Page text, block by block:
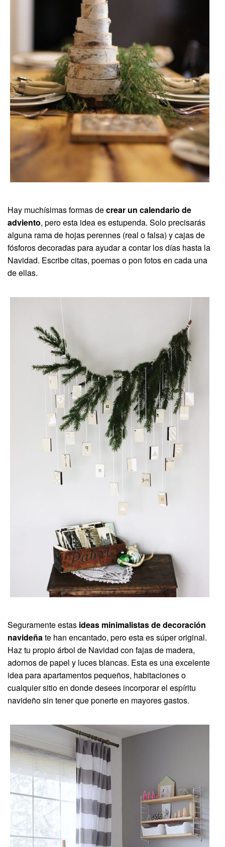
Hay muchísimas formas decrear un calendario de
adviento, pero esta idea es estupenda. Solo precisarás
alguna rama de hojas perennes (real o falsa) y cajas de
fósforos decoradas para ayudar a contar los días hasta la
Navidad. Escribe citas, poemas o pon fotos en cada una
de ellas.
Seguramente estas ideas minimalistas de decoración
navideñate han encantado, pero esta es súper original.
Haz tu propio árbol de Navidad con fajas de madera,
adornos de papel y luces blancas. Esta es una excelente
idea para apartamentos pequeños, habitaciones o
cualquier sitio en donde desees incorporar el espíritu
navideño sin tener que ponerte en mayores gastos.